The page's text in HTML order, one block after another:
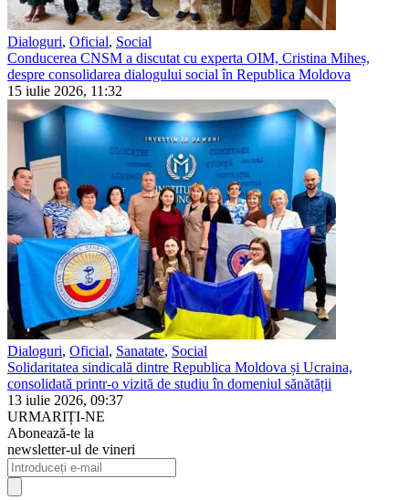
Dialoguri, Oficial, Social
Conducerea CNSM a discutat cu experta OIM, Cristina Miheș,
despre consolidarea dialogului social în Republica Moldova
15 iulie 2026, 11:32
Dialoguri, Oficial, Sanatate, Social
Solidaritatea sindicală dintre Republica Moldova și Ucraina,
consolidată printr-o vizită de studiu în domeniul sănătății
13 iulie 2026, 09:37
URMARIȚI-NE
Abonează-te la
newsletter-ul de vineri